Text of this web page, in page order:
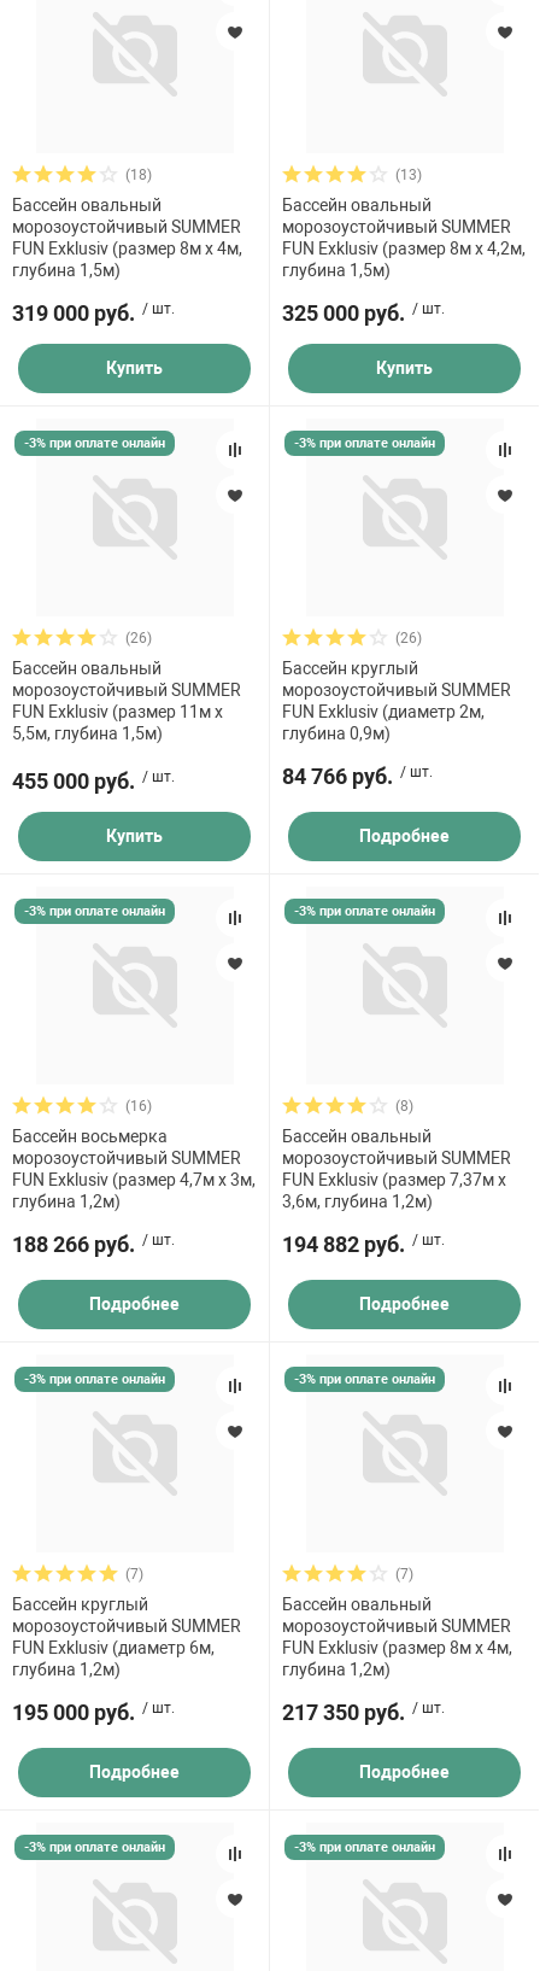
(18)
Бассейн овальный
морозоустойчивый SUMMER
FUN Exklusiv (размер 8м х 4м,
глубина 1,5м)
319 000 руб. / шт.
Купить
(13)
Бассейн овальный
морозоустойчивый SUMMER
FUN Exklusiv (размер 8м х 4,2м,
глубина 1,5м)
325 000 руб. / шт.
Купить
-3% при оплате онлайн
(26)
Бассейн овальный
морозоустойчивый SUMMER
FUN Exklusiv (размер 11м х
5,5м, глубина 1,5м)
455 000 руб. / шт.
Купить
-3% при оплате онлайн
(26)
Бассейн круглый
морозоустойчивый SUMMER
FUN Exklusiv (диаметр 2м,
глубина 0,9м)
84 766 руб. / шт.
Подробнее
-3% при оплате онлайн
(16)
Бассейн восьмерка
морозоустойчивый SUMMER
FUN Exklusiv (размер 4,7м х 3м,
глубина 1,2м)
188 266 руб. / шт.
Подробнее
-3% при оплате онлайн
(8)
Бассейн овальный
морозоустойчивый SUMMER
FUN Exklusiv (размер 7,37м х
3,6м, глубина 1,2м)
194 882 руб. / шт.
Подробнее
-3% при оплате онлайн
(7)
Бассейн круглый
морозоустойчивый SUMMER
FUN Exklusiv (диаметр 6м,
глубина 1,2м)
195 000 руб. / шт.
Подробнее
-3% при оплате онлайн
(7)
Бассейн овальный
морозоустойчивый SUMMER
FUN Exklusiv (размер 8м х 4м,
глубина 1,2м)
217 350 руб. / шт.
Подробнее
-3% при оплате онлайн -3% при оплате онлайн